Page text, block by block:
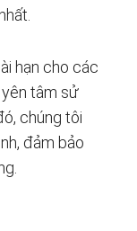
hạn cho các
tâm sử
chúng tôi
đảm bảo